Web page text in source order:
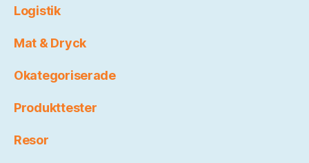
Logistik
Mat & Dryck
Okategoriserade
Produkttester
Resor